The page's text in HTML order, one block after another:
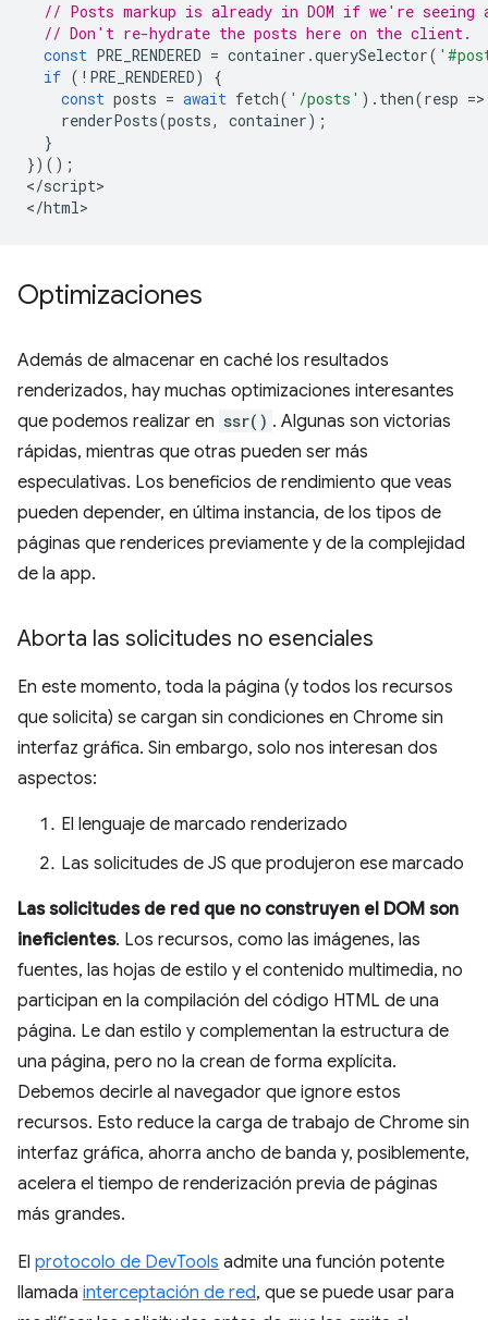
// Posts markup is already in DOM if we're seeing
// Don't re-hydrate the posts here on the client.
const PRE_RENDERED = container .querySelector(
if ( ! PRE_RENDERED)
{
const posts = await fetch( '/posts' ). then(resp =>
renderPosts(posts, container);
}
})();
</script>
</html
Optimizaciones
Además de almacenar en caché los resultados
renderizados, hay muchas optimizaciones interesantes
que podemos realizar en ssr() . Algunas son victorias
rápidas, mientras que otras pueden ser más
especulativas. Los beneficios de rendimiento que veas
pueden depender, en última instancia, de los tipos de
páginas que renderices previamente y de la complejidad
de la app.
Aborta las solicitudes no esenciales
En este momento, toda la página (y todos los recursos
que solicita) se cargan sin condiciones en Chrome sin
interfaz gráfica. Sin embargo, solo nos interesan dos
aspectos:
El lenguaje de marcado renderizado
Las solicitudes de JS que produjeron ese marcado
Las solicitudes de red que no construyen el DOM son
ineficientes. Los recursos, como las imágenes, las
fuentes, las hojas de estilo y el contenido multimedia, no
participan en la compilación del código HTML de una
página. Le dan estilo y complementan la estructura de
una página, pero no la crean de forma explícita.
Debemos decirle al navegador que ignore estos
recursos. Esto reduce la carga de trabajo de Chrome sin
interfaz gráfica, ahorra ancho de banda y, posiblemente,
acelera el tiempo de renderización previa de páginas
más grandes.
El protocolo de DevTools admite una función potente
llamada interceptación de red, que se puede usar para